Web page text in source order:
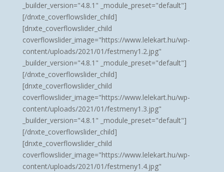
_builder_version="4.8.1" _module_preset="default"]
[/dnxte_coverflowslider_child]
[dnxte_coverflowslider_child
coverflowslider_image="https://www.lelekart.hu/wp-
content/uploads/2021/01/festmeny1.2.jpg"
_builder_version="4.8.1" _module_preset="default"]
[/dnxte_coverflowslider_child]
[dnxte_coverflowslider_child
coverflowslider_image="https://www.lelekart.hu/wp-
content/uploads/2021/01/festmeny1.3.jpg"
_builder_version="4.8.1" _module_preset="default"]
[/dnxte_coverflowslider_child]
[dnxte_coverflowslider_child
coverflowslider_image="https://www.lelekart.hu/wp-
content/uploads/2021/01/festmeny1.4.jpg"